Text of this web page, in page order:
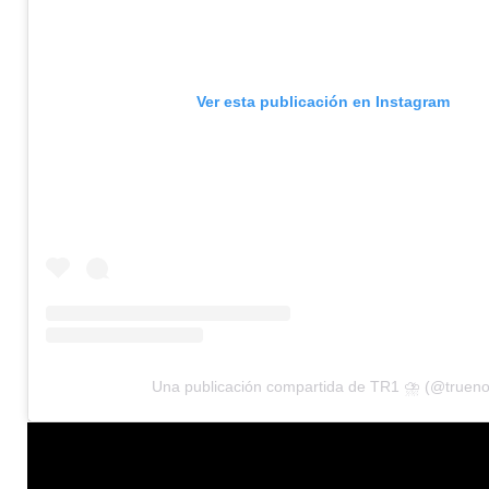
Ver esta publicación en Instagram
Una publicación compartida de TR1 ⛈